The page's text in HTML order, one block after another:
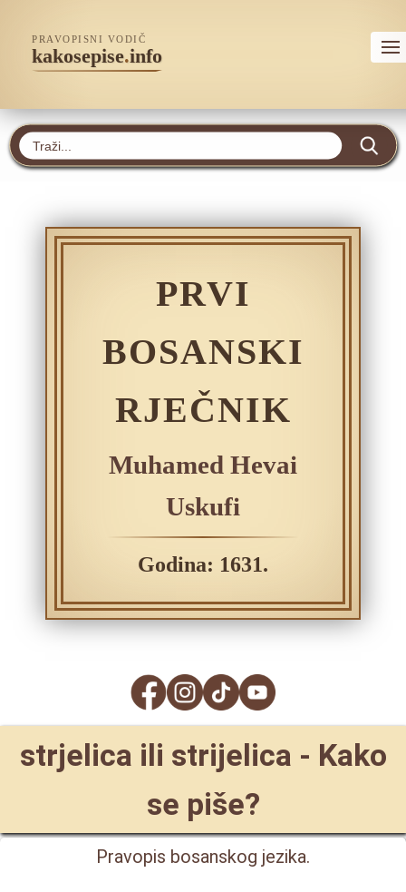
PRAVOPISNI VODIČ
kakosepise.info
PRVI
BOSANSKI
RJEČNIK
Muhamed Hevai
Uskufi
Godina: 1631.
strjelica ili strijelica - Kako
se piše?
Pravopis bosanskog jezika.